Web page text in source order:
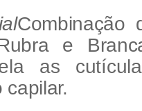
Combinação
e
as
capilar.